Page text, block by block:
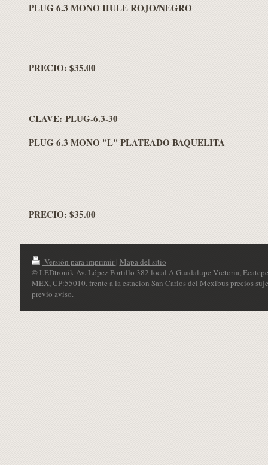
PLUG 6.3 MONO HULE ROJO/NEGRO
PRECIO: $35.00
CLAVE: PLUG-6.3-30
PLUG 6.3 MONO "L" PLATEADO BAQUELITA
PRECIO: $35.00
Versión para imprimir | Mapa del sitio
© LEDtronik Av. López Portillo 382 local A Guadalupe Victoria,
MEX, CP:55010. frente a la estacion San Carlos del Mexibus precios
previo aviso.